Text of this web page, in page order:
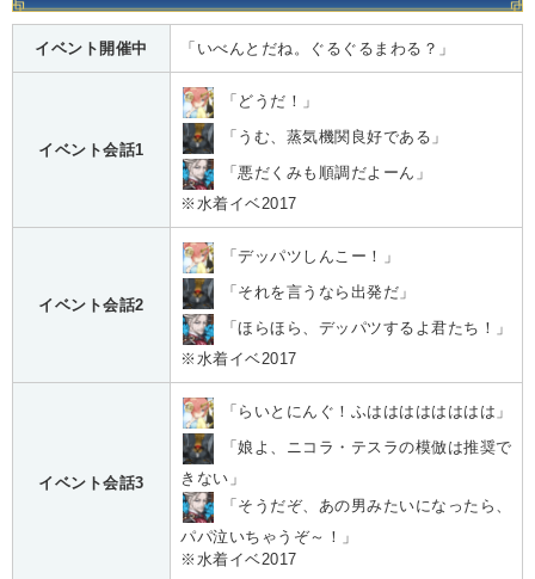
イベント開催中 「いべんとだね。ぐるぐるまわる？」
イベント会話1
「どうだ！」
「うむ、蒸気機関良好である」
「悪だくみも順調だよーん」
※水着イベ2017
イベント会話2
「デッパツしんこー！」
「それを言うなら出発だ」
「ほらほら、デッパツするよ君たち！」
※水着イベ2017
イベント会話3
「らいとにんぐ！ふはははははははは」
「娘よ、ニコラ・テスラの模倣は推奨で
きない」
「そうだぞ、あの男みたいになったら、
パパ泣いちゃうぞ～！」
※水着イベ2017